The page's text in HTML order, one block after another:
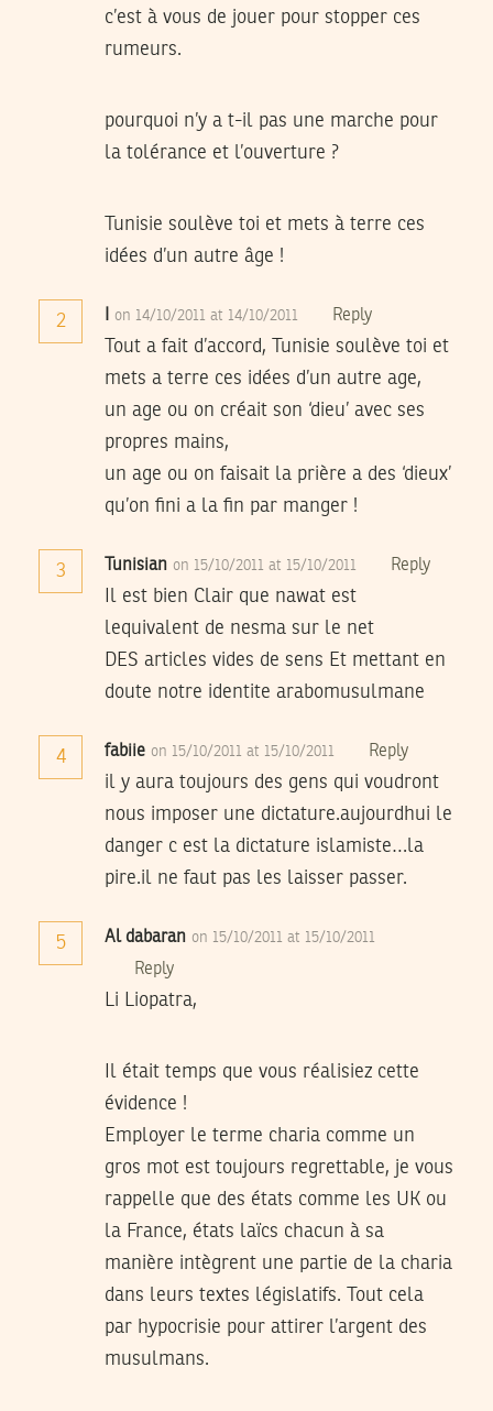
c’est à vous de jouer pour stopper ces
rumeurs.
pourquoi n’y a t-il pas une marche pour
la tolérance et l’ouverture ?
Tunisie soulève toi et mets à terre ces
idées d’un autre âge !
2 on 14/10/2011 at 14/10/2011 Reply
Tout a fait d’accord, Tunisie soulève toi et
mets a terre ces idées d’un autre age,
un age ou on créait son ‘dieu’ avec ses
propres mains,
un age ou on faisait la prière a des ‘dieux’
qu’on fini a la fin par manger !
3 Tunisian on 15/10/2011 at 15/10/2011 Reply
Il est bien Clair que nawat est
lequivalent de nesma sur le net
DES articles vides de sens Et mettant en
doute notre identite arabomusulmane
4 fabiie on 15/10/2011 at 15/10/2011 Reply
il y aura toujours des gens qui voudront
nous imposer une dictature.aujourdhui le
danger c est la dictature islamiste…la
pire.il ne faut pas les laisser passer.
5 Al dabaran on 15/10/2011 at 15/10/2011
Reply
Li Liopatra,
Il était temps que vous réalisiez cette
évidence !
Employer le terme charia comme un
gros mot est toujours regrettable, je vous
rappelle que des états comme les UK ou
la France, états laïcs chacun à sa
manière intègrent une partie de la charia
dans leurs textes législatifs. Tout cela
par hypocrisie pour attirer l’argent des
musulmans.